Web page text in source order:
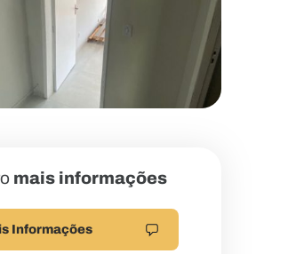
mais informações
Informações